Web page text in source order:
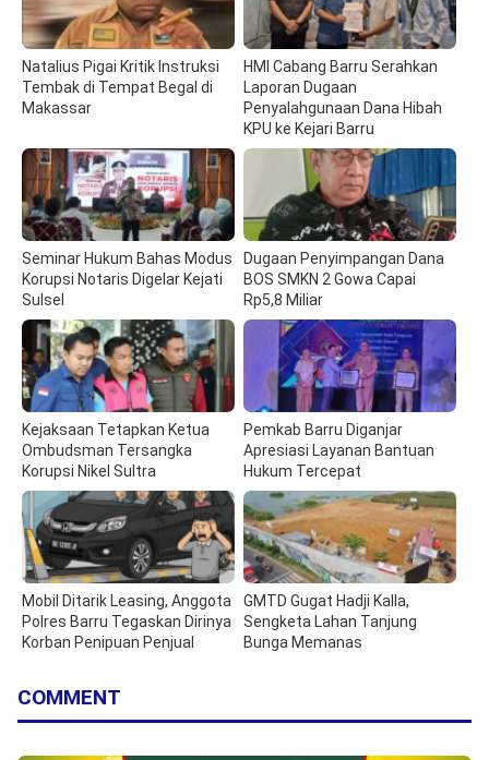
Natalius Pigai Kritik Instruksi
Tembak di Tempat Begal di
Makassar
HMI Cabang Barru Serahkan
Laporan Dugaan
Penyalahgunaan Dana Hibah
KPU ke Kejari Barru
Seminar Hukum Bahas Modus
Korupsi Notaris Digelar Kejati
Sulsel
Dugaan Penyimpangan Dana
BOS SMKN 2 Gowa Capai
Rp5,8 Miliar
Kejaksaan Tetapkan Ketua
Ombudsman Tersangka
Korupsi Nikel Sultra
Pemkab Barru Diganjar
Apresiasi Layanan Bantuan
Hukum Tercepat
Mobil Ditarik Leasing, Anggota
Polres Barru Tegaskan Dirinya
Korban Penipuan Penjual
GMTD Gugat Hadji Kalla,
Sengketa Lahan Tanjung
Bunga Memanas
COMMENT